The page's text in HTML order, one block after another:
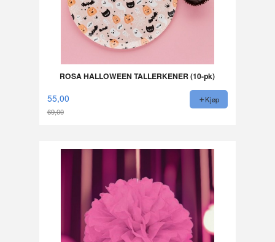
ROSA HALLOWEEN TALLERKENER (10-pk)
55,00
69,00
Kjøp